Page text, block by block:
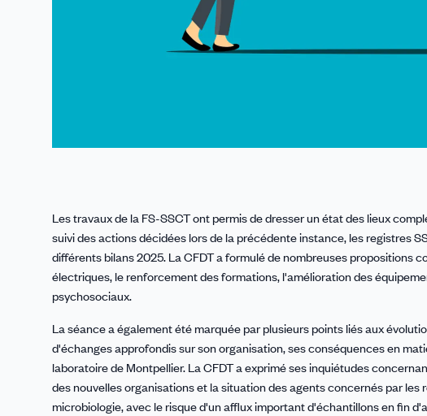
Les travaux de la FS-SSCT ont permis de dresser un état des lieux
suivi des actions décidées lors de la précédente instance, les registres
différents bilans 2025. La CFDT a formulé de nombreuses
électriques, le renforcement des formations, l'amélioration des
psychosociaux.
La séance a également été marquée par plusieurs points liés aux
d'échanges approfondis sur son organisation, ses conséquences en
laboratoire de Montpellier. La CFDT a exprimé ses inquiétudes
des nouvelles organisations et la situation des agents concernés par
microbiologie, avec le risque d'un afflux important d'échantillons en fin